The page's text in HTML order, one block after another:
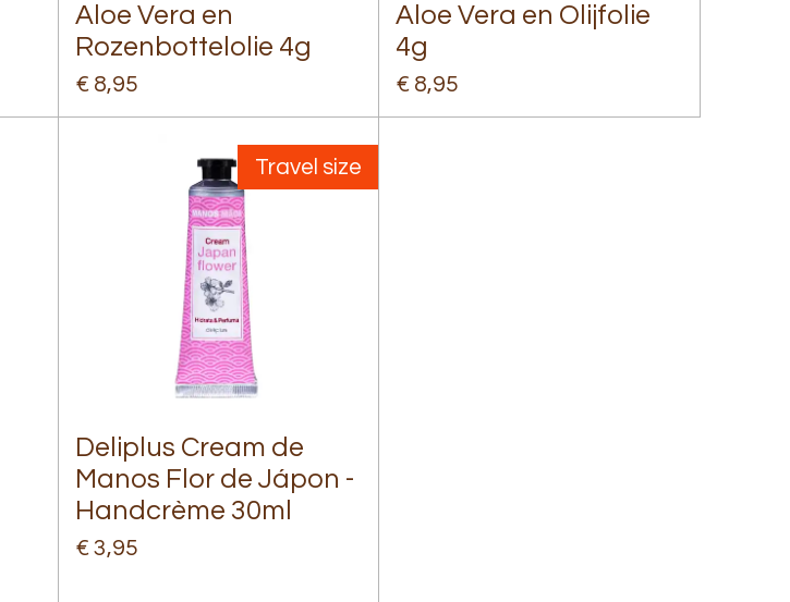
Aloe Vera en
Rozenbottelolie 4g
€ 8,95
Aloe Vera en Olijfolie
4g
€ 8,95
Travel size
Deliplus Cream de
Manos Flor de Jápon -
Handcrème 30ml
€ 3,95